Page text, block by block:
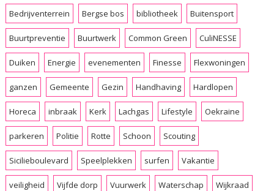
Bedrijventerrein Bergse bos bibliotheek Buitensport
Buurtpreventie Buurtwerk Common Green CuliNESSE
Duiken Energie evenementen Finesse Flexwoningen
ganzen Gemeente Gezin Handhaving Hardlopen
Horeca inbraak Kerk Lachgas Lifestyle Oekraine
parkeren Politie Rotte Schoon Scouting
Sicilieboulevard Speelplekken surfen Vakantie
veiligheid Vijfde dorp Vuurwerk Waterschap Wijkraad